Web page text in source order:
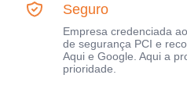
Seguro
Empresa credenciada
de segurança PCI e
Aqui e Google. Aqui a
prioridade.